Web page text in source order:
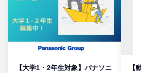
【大学1・2年生対象】パナソニ
【